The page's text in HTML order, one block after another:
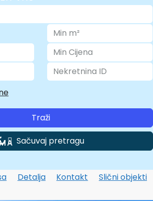
Traži
Sačuvaj pretragu
Detalja Kontakt
Slični objekti